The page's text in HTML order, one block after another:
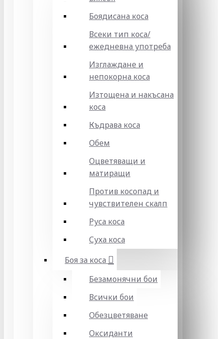
Боядисана коса
Всеки тип коса/
ежедневна употреба
Изглаждане и
непокорна коса
Изтощена и накъсана
коса
Къдрава коса
Обем
Оцветяващи и
матиращи
Против косопад и
чувствителен скалп
Руса коса
Суха коса
Боя за коса
Безамонячни бои
Всички бои
Обезцветяване
Оксиданти